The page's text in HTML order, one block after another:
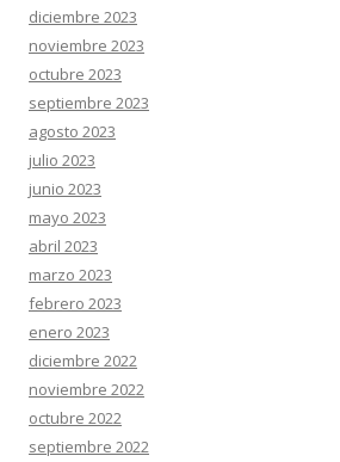
diciembre 2023
noviembre 2023
octubre 2023
septiembre 2023
agosto 2023
julio 2023
junio 2023
mayo 2023
abril 2023
marzo 2023
febrero 2023
enero 2023
diciembre 2022
noviembre 2022
octubre 2022
septiembre 2022